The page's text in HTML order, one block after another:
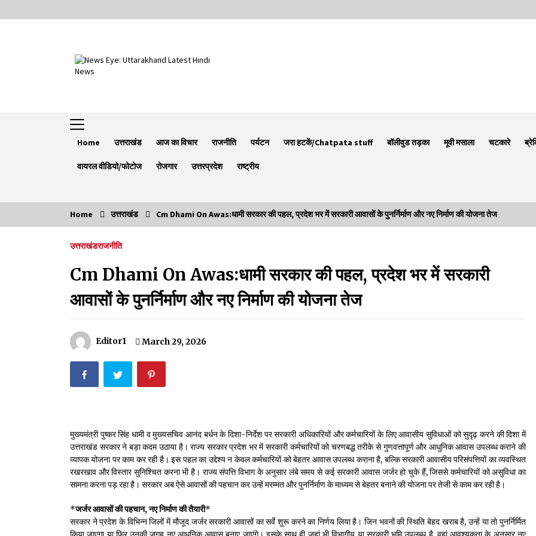
to
Home उत्तराखंड आज का विचार राजनीति पर्यटन जरा हटकें/Chatpata stuff बॉलीवुड तड़का मूवी मसाला चटकारे
वायरल वीडियो/फोटोज रोजगार उत्तरप्रदेश राष्ट्रीय
Trending Now
अधिकार दिवस कार्यक्रम में शामिल हुए सीएम,आधुनिक
मदरसों का नाम अब्दुल कलाम के नाम पर रखने की घोषणा
December 18, 2023
September 7, 2023
May 14, 2022
May 11, 2022 May 10, 2022
Home उत्तराखंड Cm Dhami On Awas:धामी सरकार की पहल, प्रदेश भर में सरकारी आवासों के पुनर्निर्माण और नए निर्माण की योजना तेज
उत्तराखंडराजनीति
Cm Dhami On Awas:धामी सरकार की पहल, प्रदेश भर में सरकारी
आवासों के पुनर्निर्माण और नए निर्माण की योजना तेज
Editor1 March 29, 2026
मुख्यमंत्री पुष्कर सिंह धामी व मुख्यसचिव आनंद बर्धन के दिशा-निर्देश पर सरकारी अधिकारियों और कर्मचारियों के लिए आवासीय सुविधाओं को सुदृढ़ करने की दिशा में
उत्तराखंड सरकार ने बड़ा कदम उठाया है। राज्य सरकार प्रदेश भर में सरकारी कर्मचारियों को चरणबद्ध तरीके से गुणवत्तापूर्ण और आधुनिक आवास उपलब्ध कराने की
व्यापक योजना पर काम कर रही है। इस पहल का उद्देश्य न केवल कर्मचारियों को बेहतर आवास उपलब्ध कराना है, बल्कि सरकारी आवासीय परिसंपत्तियों का व्यवस्थित
रखरखाव और विस्तार सुनिश्चित करना भी है। राज्य संपत्ति विभाग के अनुसार लंबे समय से कई सरकारी आवास जर्जर हो चुके हैं, जिससे कर्मचारियों को असुविधा का
सामना करना पड़ रहा है। सरकार अब ऐसे आवासों की पहचान कर उन्हें मरम्मत और पुनर्निर्माण के माध्यम से बेहतर बनाने की योजना पर तेजी से काम कर रही है।
*जर्जर आवासों की पहचान, नए निर्माण की तैयारी*
सरकार ने प्रदेश के विभिन्न जिलों में मौजूद जर्जर सरकारी आवासों का सर्वे शुरू करने का निर्णय लिया है। जिन भवनों की स्थिति बेहद खराब है, उन्हें या तो पुनर्निर्मित